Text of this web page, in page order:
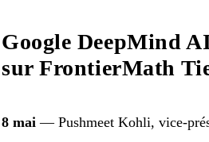
Google DeepMind
sur FrontierMath
8 mai — Pushmeet Kohli, vice-